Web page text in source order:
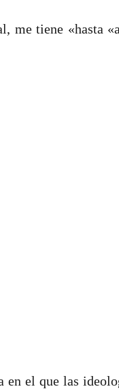
me tiene «hasta
el que las